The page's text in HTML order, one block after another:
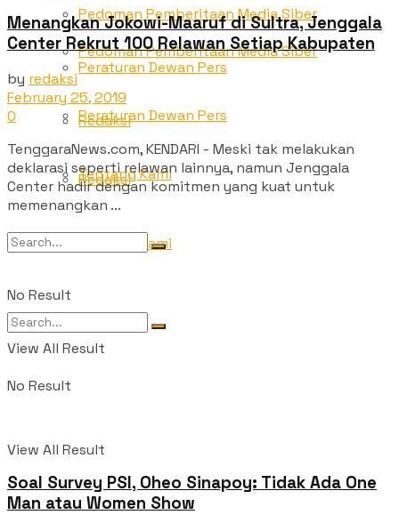
Pedoman Pemberitaan Media Siber
Peraturan Dewan Pers
Redaksi
Tentang Kami
No Result
View All Result
Pedoman Pemberitaan Media Siber
Peraturan Dewan Pers
Redaksi
Tentang Kami
No Result
View All Result
Menangkan Jokowi-Maaruf di Sultra, Jenggala
Center Rekrut 100 Relawan Setiap Kabupaten
by redaksi
February 25, 2019
0
TenggaraNews.com, KENDARI - Meski tak melakukan
deklarasi seperti relawan lainnya, namun Jenggala
Center hadir dengan komitmen yang kuat untuk
memenangkan ...
Soal Survey PSI, Oheo Sinapoy: Tidak Ada One
Man atau Women Show